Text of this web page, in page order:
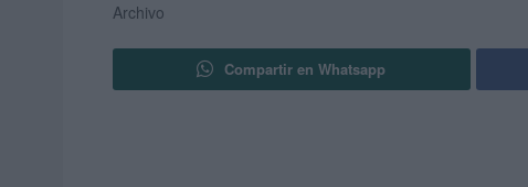
Archivo
Compartir en Whatsapp